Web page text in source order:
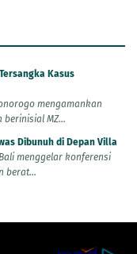
Kasus
mengamankan
berinisial MZ...
Dibunuh di Depan Villa
menggelar konferensi
berat...